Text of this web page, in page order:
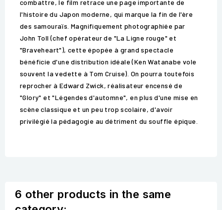
combattre, le film retrace une page importante de
l'histoire du Japon moderne, qui marque la fin de l'ère
des samouraïs. Magnifiquement photographiée par
John Toll (chef opérateur de "La Ligne rouge" et
"Braveheart"), cette épopée à grand spectacle
bénéficie d'une distribution idéale (Ken Watanabe vole
souvent la vedette à Tom Cruise). On pourra toutefois
reprocher à Edward Zwick, réalisateur encensé de
"Glory" et "Légendes d'automne", en plus d'une mise en
scène classique et un peu trop scolaire, d'avoir
privilégié la pédagogie au détriment du souffle épique.
6 other products in the same